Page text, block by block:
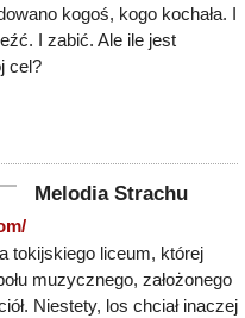
kogoś, kogo kochała. I
I zabić. Ale ile jest
cel?
Melodia Strachu
tokijskiego liceum, której
muzycznego, założonego
Niestety, los chciał inaczej